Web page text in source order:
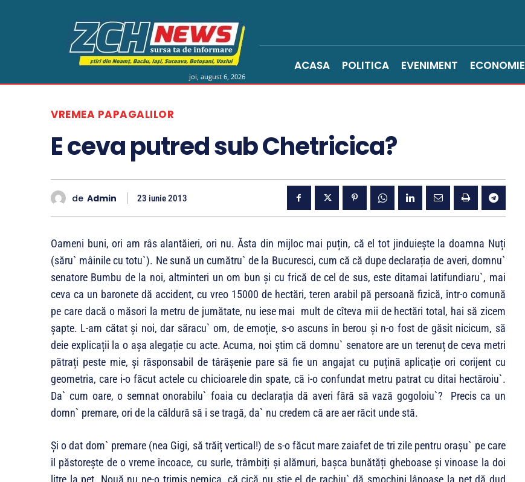
joi, august 6, 2026
ACASA POLITICA EVENIMENT ECONOMIE
VREMEA PAPAGALILOR
E ceva putred sub Chetricica?
de Admin 23 iunie 2013
Oameni buni, ori am râs alantăieri, ori nu. Ăsta din mijloc mai puțin, că el tot jinduiește la doamna Nuți
(săru` mâinile cu totu`). Ne sună un cumătru` de la Bucuresci, cum că că dupe declarația de averi, domnu`
senatore Bumbu de la noi, altminteri un om bun și cu frică de cel de sus, este ditamai latifundiaru`, mai
ceva ca un baronete dă accident, cu vreo 15000 de hectări, teren arabil pă persoană fizică, într-o comună
pe care dacă o măsori la metru de jumătate, nu iese mai mult de cîteva mii de hectări total, hai să zicem
șapte. L-am cătat și noi, dar săracu` om, de emoție, s-o ascuns în berou și n-o fost de găsit nicicum, să
deie explicații la o așa alegație cu acte. Acuma, noi știm că domnu` senatore are un terenuț de ceva metri
pătrați peste mie, și răsponsabil de târășenie pare să fie un angajat cu puțină aplicație ori corijent cu
geometria, care i-o făcut actele cu chicioarele din spate, că i-o confundat metru patrat cu ditai hectăroiu`.
Da` cum oare, o semnat onorabilu` foaia cu declarația dă averi fără să vază gogoloiu`? Precis ca un
domn` premare, ori de la căldură să i se tragă, da` nu credem că are aer răcit unde stă.
Și o dat dom` premare (nea Gigi, să trăiț vertical!) de s-o făcut mare zaiafet de tri zile pentru orașu` pe care
îl păstorește de o vreme încoace, cu surle, trâmbiți și alămuri, bașca bunătăți gheboase și vinoase la doi
litre la pet. Nouă nu ne-o trimis nemica, că cică nu știe el de rachiu` dă smochini lânoase la pet dă dud